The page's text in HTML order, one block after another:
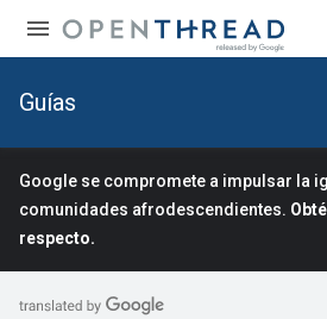
Guías
Google se compromete a impulsar la
comunidades afrodescendientes.
respecto.